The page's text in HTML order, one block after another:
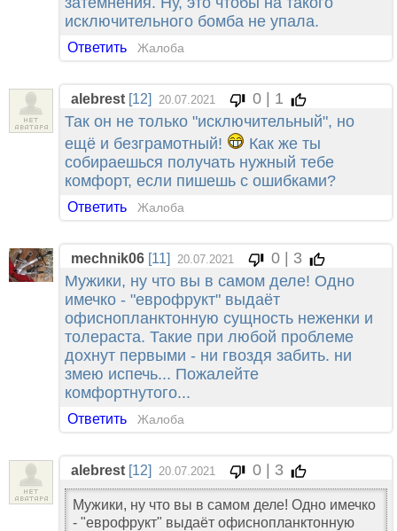
исключительного бомба не упала.
Ответить Жалоба
alebrest [12] 20.07.2021
0 | 1
Так он не только "исключительный", но
ещё и безграмотный!
Как же ты
собираешься получать нужный тебе
комфорт, если пишешь с ошибками?
Ответить Жалоба
mechnik06 [11] 20.07.2021
0 | 3
Мужики, ну что вы в самом деле! Одно
имечко - "еврофрукт" выдаёт
офиснопланктонную сущность неженки и
толераста. Такие при любой проблеме
дохнут первыми - ни гвоздя забить. ни
змею испечь... Пожалейте
комфортнутого...
Ответить Жалоба
alebrest [12] 20.07.2021 0 | 3
Мужики, ну что вы в самом деле! Одно имечко
- "еврофрукт" выдаёт офиснопланктонную